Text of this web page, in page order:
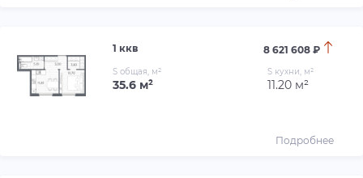
1 ккв 8 621 608 ₽
S общая, м²
35.6 м²
S кухни, м²
11.20 м²
Подробнее